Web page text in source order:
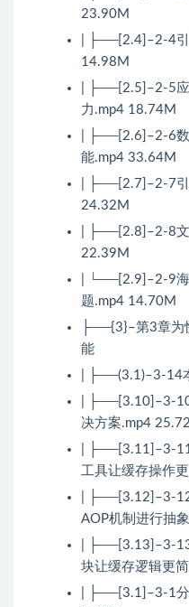
23.90M
| ├──[2.4]–2-4
14.98M
| ├──[2.5]–2-5
力.mp4 18.74M
| ├──[2.6]–2-6
能.mp4 33.64M
| ├──[2.7]–2-7
24.32M
| ├──[2.8]–2-8
22.39M
| └──[2.9]–2-9
题.mp4 14.70M
├──{3}–第3章为
能
| ├──(3.1)–3-14
| ├──[3.10]–3-
决方案.mp4
| ├──[3.11]–3-
工具让缓存操作
| ├──[3.12]–3-
AOP机制进行抽
| ├──[3.13]–3-
块让缓存逻辑更
| ├──[3.1]–3-1